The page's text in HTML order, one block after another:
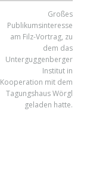
Großes
Publikumsinteresse
am Filz-Vortrag, zu
dem das
Unterguggenberger
Institut in
Kooperation mit dem
Tagungshaus Wörgl
geladen hatte.